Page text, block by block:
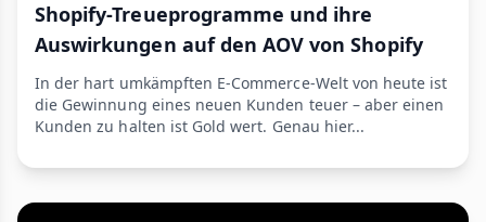
Shopify-Treueprogramme und ihre
Auswirkungen auf den AOV von Shopify
In der hart umkämpften E-Commerce-Welt von heute ist
die Gewinnung eines neuen Kunden teuer – aber einen
Kunden zu halten ist Gold wert. Genau hier...